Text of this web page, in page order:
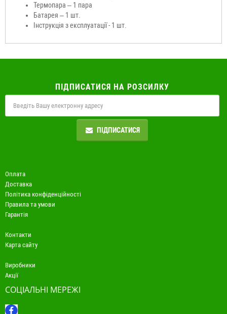
Термопара – 1 пара
Батарея – 1 шт.
Інструкція з експлуатації - 1 шт.
ПІДПИСАТИСЯ НА РОЗСИЛКУ
ПІДПИСАТИСЯ
Оплата
Доставка
Політика конфіденційності
Правила та умови
Гарантія
Контакти
Карта сайту
Виробники
Акції
СОЦІАЛЬНІ МЕРЕЖІ